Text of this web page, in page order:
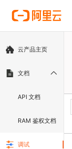
云产品主页
文档
API 文档
RAM 鉴权文档
调试